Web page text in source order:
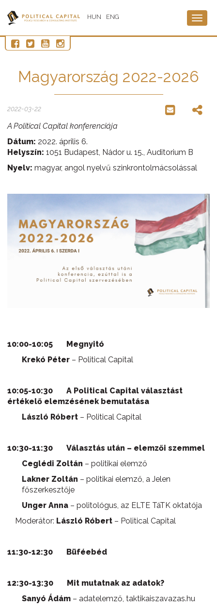
HUN ENG
Magyarország 2022-2026
2022-03-22
A Political Capital konferenciája
Dátum: 2022. április 6.
Helyszín: 1051 Budapest, Nádor u. 15., Auditorium B
Nyelv: magyar, angol nyelvű szinkrontolmácsolással
10:00-10:05 Megnyitó
Krekó Péter – Political Capital
10:05-10:30 A Political Capital választást
értékelő elemzésének bemutatása
László Róbert – Political Capital
10:30-11:30
Választás után – elemzői szemmel
Ceglédi Zoltán – politikai elemző
Lakner Zoltán – politikai elemző, a Jelen
főszerkesztője
Unger Anna – politológus, az ELTE TáTK oktatója
Moderátor: László Róbert – Political Capital
11:30-12:30 Büféebéd
12:30-13:30 Mit mutatnak az adatok?
Sanyó Ádám – adatelemző, taktikaiszavazas.hu